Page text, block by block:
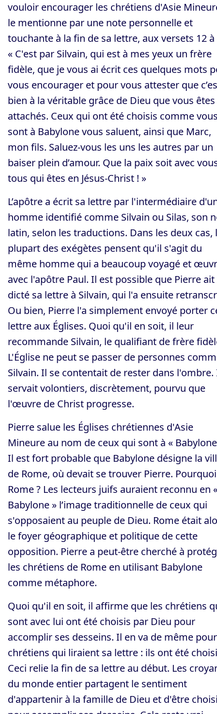
vouloir encourager les chrétiens d'Asie
le mentionne par une note personnelle et
touchante à la fin de sa lettre, aux versets 12 à
« C'est par Silvain, qui est à mes yeux un frère
fidèle, que je vous ai écrit ces quelques mots
vous encourager et pour vous attester que
bien à la véritable grâce de Dieu que vous êtes
attachés. Ceux qui ont été choisis comme
sont à Babylone vous saluent, ainsi que Marc,
mon fils. Saluez-vous les uns les autres par un
baiser plein d’amour. Que la paix soit avec
tous qui êtes en Jésus-Christ ! »
L’apôtre a écrit sa lettre par l'intermédiaire
homme identifié comme Silvain ou Silas, son
latin, selon les traductions. Dans les deux cas,
plupart des exégètes pensent qu'il s'agit du
même homme qui a beaucoup voyagé et
avec l'apôtre Paul. Il est possible que Pierre ait
dicté sa lettre à Silvain, qui l'a ensuite
Ou bien, Pierre l'a simplement envoyé porter
lettre aux Églises. Quoi qu'il en soit, il leur
recommande Silvain, le qualifiant de frère
L'Église ne peut se passer de personnes
Silvain. Il se contentait de rester dans l'ombre.
servait volontiers, discrètement, pourvu que
l'œuvre de Christ progresse.
Pierre salue les Églises chrétiennes d'Asie
Mineure au nom de ceux qui sont à «
Il est fort probable que Babylone désigne la
de Rome, où devait se trouver Pierre. Pourquoi
Rome ? Les lecteurs juifs auraient reconnu en
Babylone » l’image traditionnelle de ceux qui
s'opposaient au peuple de Dieu. Rome était
le foyer géographique et politique de cette
opposition. Pierre a peut-être cherché à
les chrétiens de Rome en utilisant Babylone
comme métaphore.
Quoi qu'il en soit, il affirme que les chrétiens
sont avec lui ont été choisis par Dieu pour
accomplir ses desseins. Il en va de même
chrétiens qui liraient sa lettre : ils ont été
Ceci relie la fin de sa lettre au début. Les
du monde entier partagent le sentiment
d'appartenir à la famille de Dieu et d'être